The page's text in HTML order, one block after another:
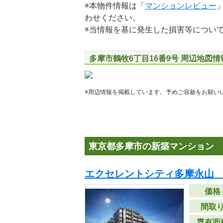
※本物件情報は「 マンションレビュー
わせください。
※当情報を基に発生した損害等につい
多摩市鶴牧6丁目16番9号 周辺地図情
※周辺情報を掲載しています。予めご容赦をお願い
東京都多摩市の新築マンション
エクセレントシティ多摩永山
価格
間取